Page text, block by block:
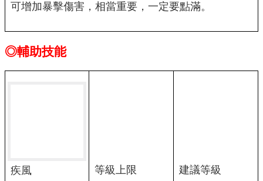
可增加暴擊傷害，相當重要，一定要點滿。
◎輔助技能
疾風 等級上限 建議等級